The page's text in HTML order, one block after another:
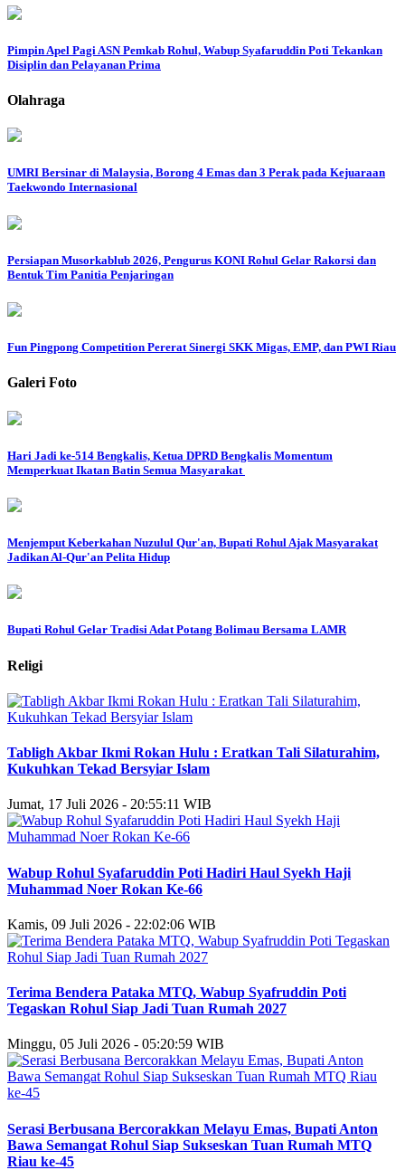
Pimpin Apel Pagi ASN Pemkab Rohul, Wabup Syafaruddin Poti Tekankan
Disiplin dan Pelayanan Prima
Olahraga
UMRI Bersinar di Malaysia, Borong 4 Emas dan 3 Perak pada Kejuaraan
Taekwondo Internasional
Persiapan Musorkablub 2026, Pengurus KONI Rohul Gelar Rakorsi dan
Bentuk Tim Panitia Penjaringan
Fun Pingpong Competition Pererat Sinergi SKK Migas, EMP, dan PWI Riau
Galeri Foto
Hari Jadi ke-514 Bengkalis, Ketua DPRD Bengkalis Momentum
Memperkuat Ikatan Batin Semua Masyarakat
Menjemput Keberkahan Nuzulul Qur'an, Bupati Rohul Ajak Masyarakat
Jadikan Al-Qur'an Pelita Hidup
Bupati Rohul Gelar Tradisi Adat Potang Bolimau Bersama LAMR
Religi
Tabligh Akbar Ikmi Rokan Hulu : Eratkan Tali Silaturahim,
Kukuhkan Tekad Bersyiar Islam
Jumat, 17 Juli 2026 - 20:55:11 WIB
Wabup Rohul Syafaruddin Poti Hadiri Haul Syekh Haji
Muhammad Noer Rokan Ke-66
Kamis, 09 Juli 2026 - 22:02:06 WIB
Terima Bendera Pataka MTQ, Wabup Syafruddin Poti
Tegaskan Rohul Siap Jadi Tuan Rumah 2027
Minggu, 05 Juli 2026 - 05:20:59 WIB
Serasi Berbusana Bercorakkan Melayu Emas, Bupati Anton
Bawa Semangat Rohul Siap Sukseskan Tuan Rumah MTQ
Riau ke-45